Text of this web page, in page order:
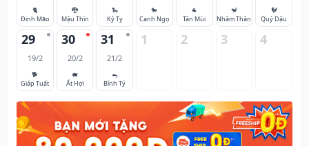
🐈
Đinh Mão
🐉
Mậu Thìn
🐍
Kỷ Tỵ
🐎
Canh Ngọ
🐐
Tân Mùi
🐒
Nhâm Thân
🐓
Quý Dậu
29
19/2
🐕
Giáp Tuất
30
20/2
🐖
Ất Hợi
31
21/2
🐀
Bính Tý
1 2 3 4